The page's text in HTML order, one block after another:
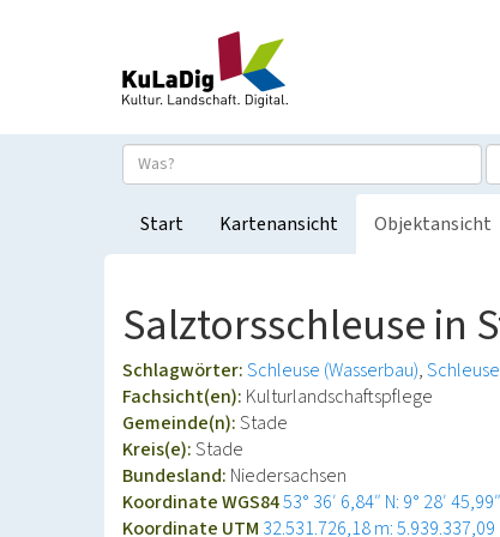
Start Kartenansicht Objektansicht
Salztorsschleuse in
Schlagwörter:Schleuse (Wasserbau)
Fachsicht(en): Kulturlandschaftspflege
Gemeinde(n):Stade
Kreis(e):Stade
Bundesland: Niedersachsen
Koordinate WGS8453° 36′ 6,84″ N: 9° 28′
Koordinate UTM 32.531.726,18 m: 5.939.337,09